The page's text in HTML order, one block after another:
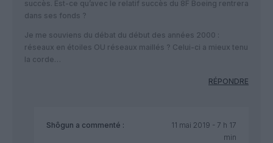
succès. Est-ce qu’avec le relatif succès du 8F Boeing rentrera
dans ses fonds ?
Je me souviens du débat du début des années 2000 :
réseaux en étoiles OU réseaux maillés ? Celui-ci a mieux tenu
la corde…
RÉPONDRE
Shôgun a commenté :
11 mai 2019 - 7 h 17
min